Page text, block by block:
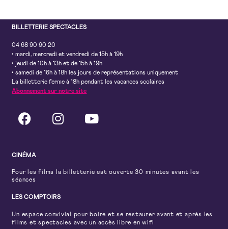
BILLETTERIE SPECTACLES
04 68 90 90 20
• mardi, mercredi et vendredi de 15h à 19h
• jeudi de 10h à 13h et de 15h à 19h
• samedi de 16h à 18h les jours de représentations uniquement
La billetterie ferme à 18h pendant les vacances scolaires
Abonnement sur notre site
CINÉMA
Pour les films la billetterie est ouverte 30 minutes avant les
séances
LES COMPTOIRS
Un espace convivial pour boire et se restaurer avant et après les
films et spectacles avec un accès libre en wifi